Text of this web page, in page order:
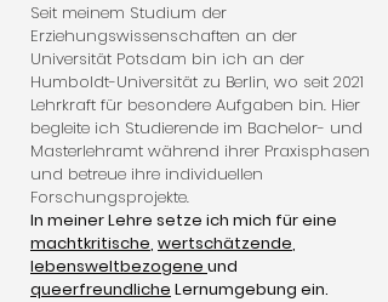
Seit meinem Studium der
Erziehungswissenschaften an der
Universität Potsdam bin ich an der
Humboldt-Universität zu Berlin, wo seit 2021
Lehrkraft für besondere Aufgaben bin. Hier
begleite ich Studierende im Bachelor- und
Masterlehramt während ihrer Praxisphasen
und betreue ihre individuellen
Forschungsprojekte.
In meiner Lehre setze ich mich für eine
machtkritische, wertschätzende,
lebensweltbezogene und
queerfreundliche Lernumgebung ein.